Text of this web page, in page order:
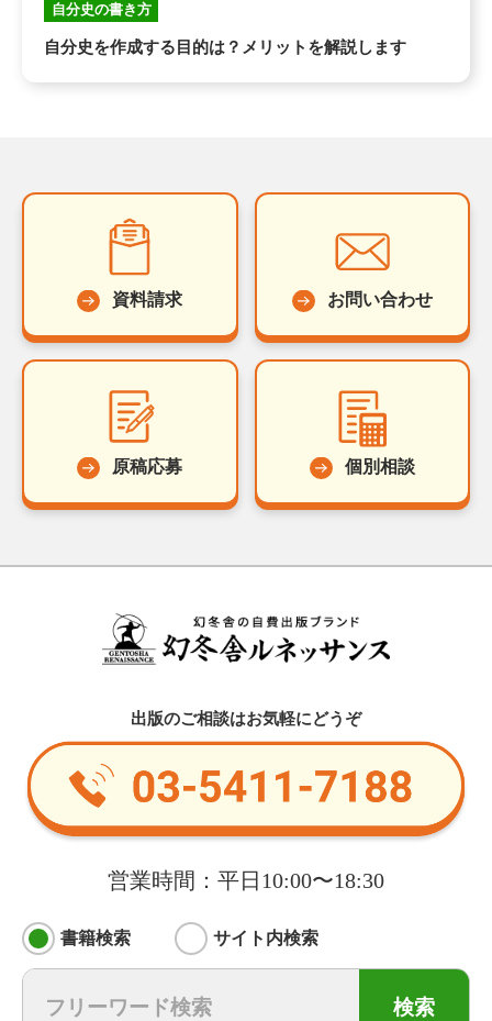
自分史の書き方
自分史を作成する目的は？メリットを解説します
資料請求 お問い合わせ
原稿応募 個別相談
出版のご相談はお気軽にどうぞ
営業時間：平日10:00〜18:30
書籍検索 サイト内検索
検索